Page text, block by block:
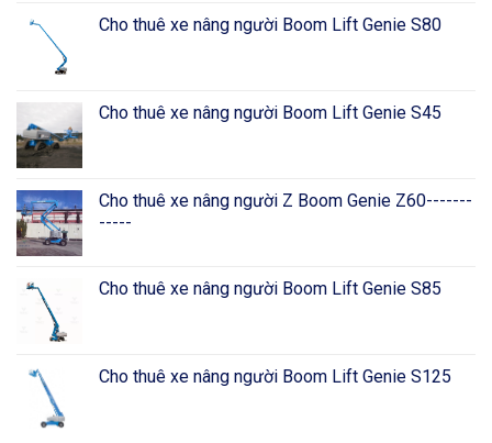
Cho thuê xe nâng người Boom Lift Genie S80
Cho thuê xe nâng người Boom Lift Genie S45
Cho thuê xe nâng người Z Boom Genie Z60-------
-----
Cho thuê xe nâng người Boom Lift Genie S85
Cho thuê xe nâng người Boom Lift Genie S125